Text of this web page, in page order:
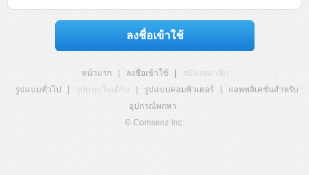
ลงชื่อเข้าใช้
หน้าแรก ลงชื่อเข้าใช้
สมัครสมาชิก
รูปแบบทั่วไป
รูปแบบโมเดิร์น รูปแบบคอมพิวเตอร์
แอพพลิเคชั่นสำหรับ
อุปกรณ์พกพา
© Comsenz Inc.